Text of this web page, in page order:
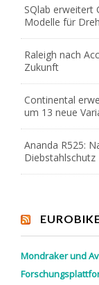
SQlab erweitert
Modelle für
Raleigh nach
Zukunft
Continental
um 13 neue
Ananda R525:
Diebstahlschutz
Mondraker und